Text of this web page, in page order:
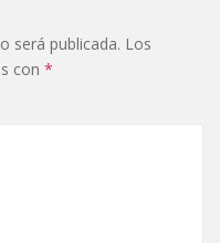
será publicada. Los
con *